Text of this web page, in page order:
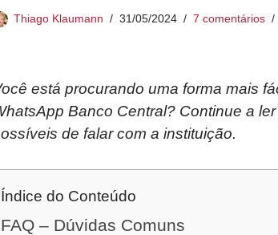
Thiago Klaumann 31/05/2024 7 comentários
está procurando uma forma mais
Banco Central? Continue a
de falar com a instituição.
Índice do Conteúdo
FAQ – Dúvidas Comuns